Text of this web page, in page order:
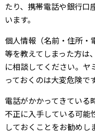
たり、携帯電話や銀行口
います。
個人情報（名前・住所・
等を教えてしまった方は
に相談してください。ヤ
っておくのは大変危険です
電話がかかってきている
不正に入手している可能
しておくことをお勧めし